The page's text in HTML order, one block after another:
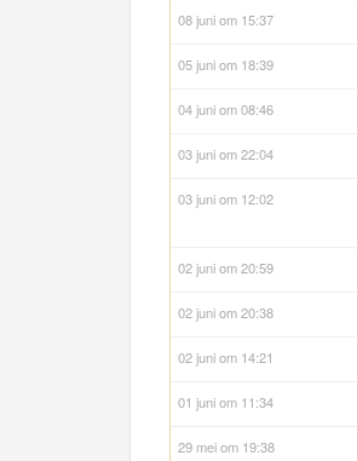
08 juni om 15:37
05 juni om 18:39
04 juni om 08:46
03 juni om 22:04
03 juni om 12:02
02 juni om 20:59
02 juni om 20:38
02 juni om 14:21
01 juni om 11:34
29 mei om 19:38